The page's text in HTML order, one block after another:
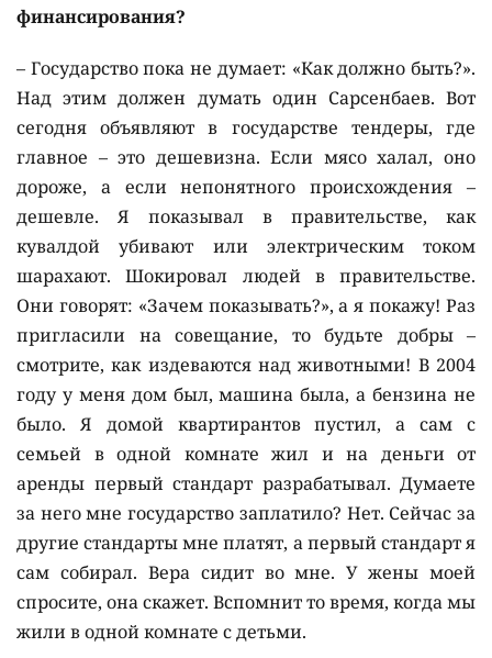
финансирования?
– Государство пока не думает: «Как должно быть?».
Над этим должен думать один Сарсенбаев. Вот
сегодня объявляют в государстве тендеры, где
главное – это дешевизна. Если мясо халал, оно
дороже, а если непонятного происхождения –
дешевле. Я показывал в правительстве, как
кувалдой убивают или электрическим током
шарахают. Шокировал людей в правительстве.
Они говорят: «Зачем показывать?», а я покажу! Раз
пригласили на совещание, то будьте добры –
смотрите, как издеваются над животными! В 2004
году у меня дом был, машина была, а бензина не
было. Я домой квартирантов пустил, а сам с
семьей в одной комнате жил и на деньги от
аренды первый стандарт разрабатывал. Думаете
за него мне государство заплатило? Нет. Сейчас за
другие стандарты мне платят, а первый стандарт я
сам собирал. Вера сидит во мне. У жены моей
спросите, она скажет. Вспомнит то время, когда мы
жили в одной комнате с детьми.